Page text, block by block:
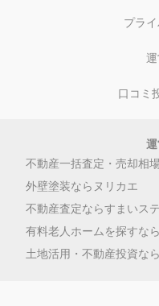
プラ
口コミ
不動産一括査定・売却相
外壁塗装ならヌリカエ
不動産査定ならすまいス
有料老人ホームを探すな
土地活用・不動産投資な